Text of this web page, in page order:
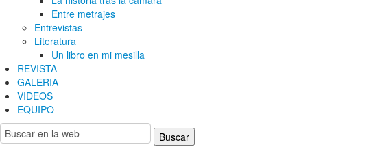
Entre metrajes
Entrevistas
Literatura
Un libro en mi mesilla
REVISTA
GALERIA
VIDEOS
EQUIPO